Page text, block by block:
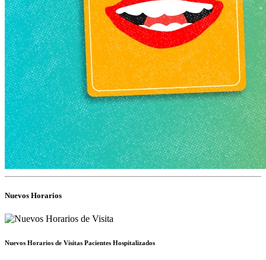
Nuevos Horarios
Nuevos Horarios de Visitas Pacientes Hospitalizados